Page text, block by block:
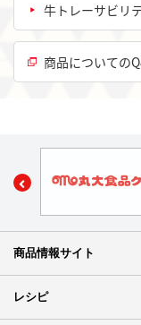
牛トレーサビリ
商品についての
商品情報サイト
レシピ